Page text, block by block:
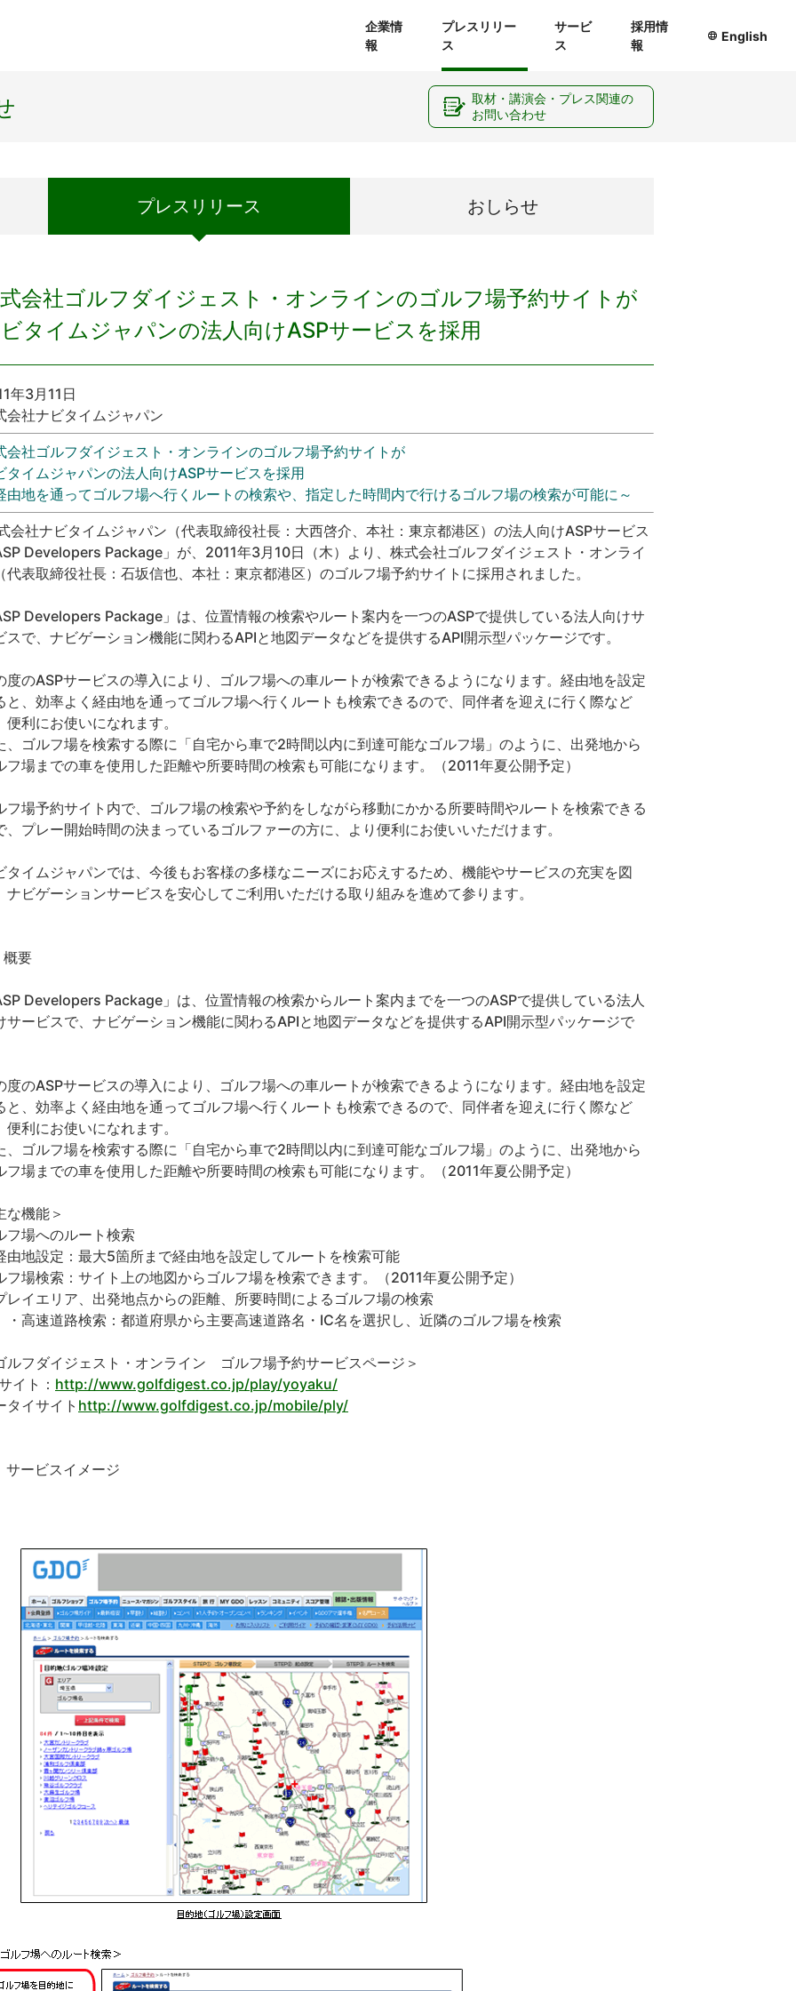
企業情
報
営理念
プレスリリー
ス
サービ
ス
採用情
報
English
プレス リリース おしらせ
会社ゴルフダイジェスト・オンラインのゴルフ場予約サイトが
タイムジャパンの法人向けASPサービスを採用
年3月11日
会社ナビタイムジャパン
会社ゴルフダイジェスト・オンラインのゴルフ場予約サイトが
タイムジャパンの法人向けASPサービスを採用
由地を通ってゴルフ場へ行くルートの検索や、指定した時間内で行けるゴルフ場の検索が可能に～
会社ナビタイムジャパン（代表取締役社長：大西啓介、本社：東京都港区）の法人向けASPサービス
Developers Package」が、2011年3月10日（木）より、株式会社ゴルフダイジェスト・オンライ
代表取締役社長：石坂信也、本社：東京都港区）のゴルフ場予約サイトに採用されました。
Developers Package」は、位置情報の検索やルート案内を一つのASPで提供している法人向けサ
スで、ナビゲーション機能に関わるAPIと地図データなどを提供するAPI開示型パッケージです。
度のASPサービスの導入により、ゴルフ場への車ルートが検索できるようになります。経由地を設定
と、効率よく経由地を通ってゴルフ場へ行くルートも検索できるので、同伴者を迎えに行く際など
便利にお使いになれます。
、ゴルフ場を検索する際に「自宅から車で2時間以内に到達可能なゴルフ場」のように、出発地から
フ場までの車を使用した距離や所要時間の検索も可能になります。（2011年夏公開予定）
フ場予約サイト内で、ゴルフ場の検索や予約をしながら移動にかかる所要時間やルートを検索できる
、プレー開始時間の決まっているゴルファーの方に、より便利にお使いいただけます。
タイムジャパンでは、今後もお客様の多様なニーズにお応えするため、機能やサービスの充実を図
ナビゲーションサービスを安心してご利用いただける取り組みを進めて参ります。
要
Developers Package」は、位置情報の検索からルート案内までを一つのASPで提供している法人
サービスで、ナビゲーション機能に関わるAPIと地図データなどを提供するAPI開示型パッケージで
度のASPサービスの導入により、ゴルフ場への車ルートが検索できるようになります。経由地を設定
と、効率よく経由地を通ってゴルフ場へ行くルートも検索できるので、同伴者を迎えに行く際など
便利にお使いになれます。
、ゴルフ場を検索する際に「自宅から車で2時間以内に到達可能なゴルフ場」のように、出発地から
フ場までの車を使用した距離や所要時間の検索も可能になります。（2011年夏公開予定）
な機能＞
フ場へのルート検索
由地設定：最大5箇所まで経由地を設定してルートを検索可能
フ場検索：サイト上の地図からゴルフ場を検索できます。（2011年夏公開予定）
レイエリア、出発地点からの距離、所要時間によるゴルフ場の検索
速道路検索：都道府県から主要高速道路名・IC名を選択し、近隣のゴルフ場を検索
ルフダイジェスト・オンライン ゴルフ場予約サービスページ＞
イト： http://www.golfdigest.co.jp/play/yoyaku/
タイサイト http://www.golfdigest.co.jp/mobile/ply/
ービスイメージ
取材・講演会・プレス関連の
お問い合わせ